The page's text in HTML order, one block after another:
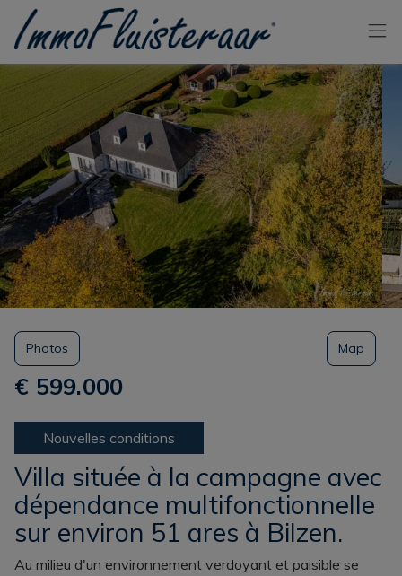
Passer le menu et aller au contenu
Nouvelles conditions
Villa située à la campagne avec
dépendance multifonctionnelle
sur environ 51 ares à Bilzen.
€ 599.000
Photos Map
Au milieu d'un environnement verdoyant et paisible se